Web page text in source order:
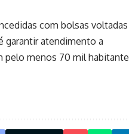
com bolsas voltadas
garantir atendimento a
pelo menos 70 mil